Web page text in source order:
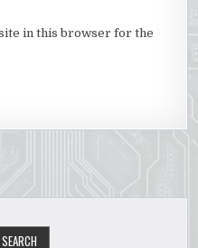
in this browser for the
SEARCH